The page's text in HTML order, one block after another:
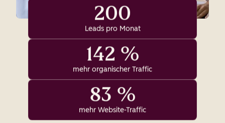
200
Leads pro Monat
142 %
mehr organischer Traffic
83 %
mehr Website-Traffic